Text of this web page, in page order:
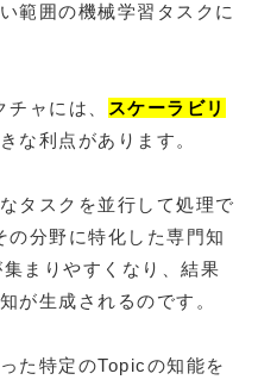
範囲の機械学習タスクに
ャには、
スケーラビリ
な利点があります。
タスクを並行して処理で
の分野に特化した専門知
まりやすくなり、結果
が生成されるのです。
た特定のTopicの知能を